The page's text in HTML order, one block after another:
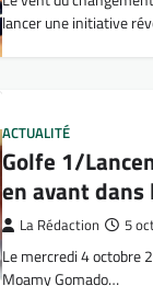
lancer une initiative
ACTUALITÉ
Golfe 1/
en avant dans
La Rédaction 5
Le mercredi 4 octobre
Moamy Gomado…